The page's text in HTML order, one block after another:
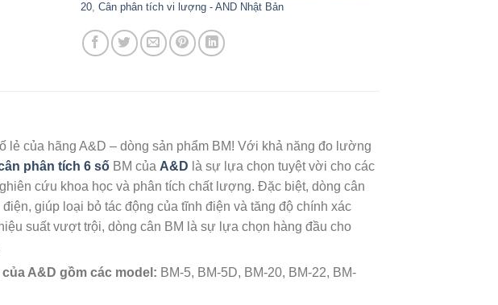
20,Cân phân tích vi lượng - AND Nhật Bản
lẻ của hãng A&D – dòng sản phẩm BM! Với khả năng đo lường
phân tích 6 sốBM của A&D là sự lựa chọn tuyệt vời cho các
cứu khoa học và phân tích chất lượng. Đặc biệt, dòng cân
giúp loại bỏ tác động của tĩnh điện và tăng độ chính xác
suất vượt trội, dòng cân BM là sự lựa chọn hàng đầu cho
A&D gồm các model: BM-5, BM-5D, BM-20, BM-22, BM-